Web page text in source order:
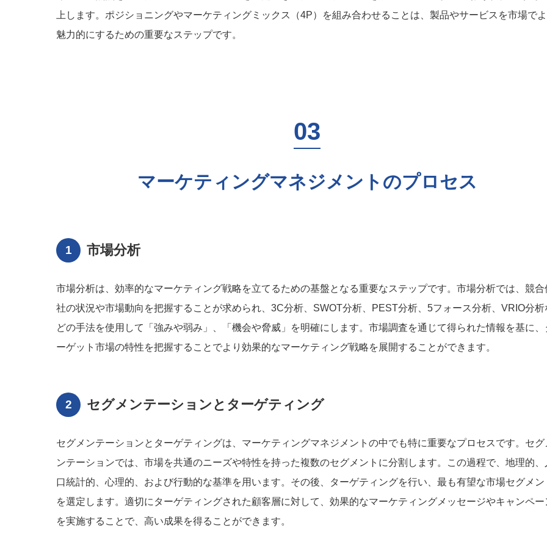
上します。ポジショニングやマーケティングミックス（4P）を組み合わせることは、製品やサービスを市場で
魅力的にするための重要なステップです。
マーケティングマネジメントのプロセス
市場分析
市場分析は、効率的なマーケティング戦略を立てるための基盤となる重要なステップです。市場分析では、競合
社の状況や市場動向を把握することが求められ、3C分析、SWOT分析、PEST分析、5フォース分析、VRIO分析
どの手法を使用して「強みや弱み」、「機会や脅威」を明確にします。市場調査を通じて得られた情報を基に、
ーゲット市場の特性を把握することでより効果的なマーケティング戦略を展開することができます。
セグメンテーションとターゲティング
セグメンテーションとターゲティングは、マーケティングマネジメントの中でも特に重要なプロセスです。セグ
ンテーションでは、市場を共通のニーズや特性を持った複数のセグメントに分割します。この過程で、地理的、
口統計的、心理的、および行動的な基準を用います。その後、ターゲティングを行い、最も有望な市場セグメン
を選定します。適切にターゲティングされた顧客層に対して、効果的なマーケティングメッセージやキャンペー
を実施することで、高い成果を得ることができます。